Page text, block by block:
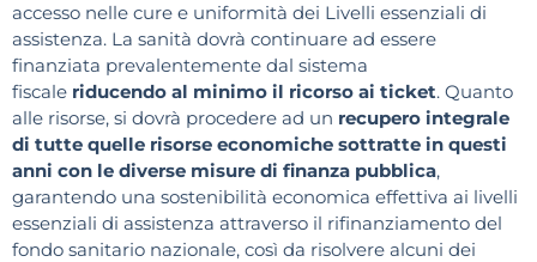
accesso nelle cure e uniformità dei Livelli essenziali di
assistenza. La sanità dovrà continuare ad essere
finanziata prevalentemente dal sistema
fiscale riducendo al minimo il ricorso ai ticket. Quanto
alle risorse, si dovrà procedere ad un recupero integrale
di tutte quelle risorse economiche sottratte in questi
anni con le diverse misure di finanza pubblica,
garantendo una sostenibilità economica effettiva ai livelli
essenziali di assistenza attraverso il rifinanziamento del
fondo sanitario nazionale, così da risolvere alcuni dei